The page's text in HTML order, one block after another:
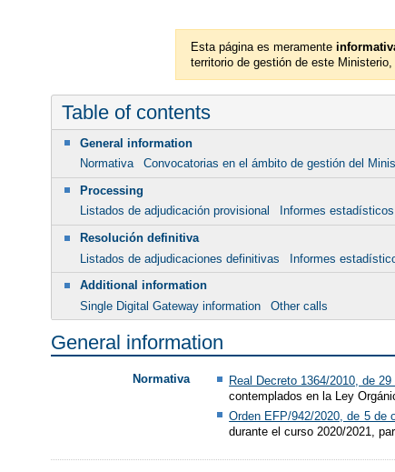
Esta página es meramente
territorio de gestión de este
Table of contents
General information
Normativa
Convocatorias en el ámbito de gestión del
Processing
Listados de adjudicación provisional
Informes estadísticos
Resolución definitiva
Listados de adjudicaciones definitivas
Informes
Additional information
Single Digital Gateway information
Other calls
General information
Normativa Real Decreto 1364/2010, de
contemplados en la Ley
Orden EFP/942/2020, de 5 de
durante el curso 2020/2021,